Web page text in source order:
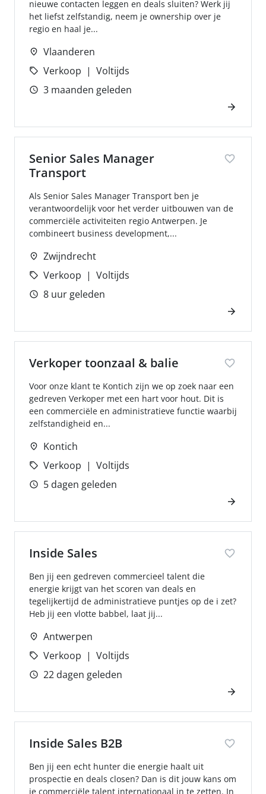
nieuwe contacten leggen en deals sluiten? Werk jij
het liefst zelfstandig, neem je ownership over je
regio en haal je...
Vlaanderen
Verkoop
Voltijds
3 maanden geleden
Senior Sales Manager
Transport
Als Senior Sales Manager Transport ben je
verantwoordelijk voor het verder uitbouwen van de
commerciële activiteiten regio Antwerpen. Je
combineert business development,...
Zwijndrecht
Verkoop
Voltijds
8 uur geleden
Verkoper toonzaal & balie
Voor onze klant te Kontich zijn we op zoek naar een
gedreven Verkoper met een hart voor hout. Dit is
een commerciële en administratieve functie waarbij
zelfstandigheid en...
Kontich
Verkoop
Voltijds
5 dagen geleden
Inside Sales
Ben jij een gedreven commercieel talent die
energie krijgt van het scoren van deals en
tegelijkertijd de administratieve puntjes op de i zet?
Heb jij een vlotte babbel, laat jij...
Antwerpen
Verkoop
Voltijds
22 dagen geleden
Inside Sales B2B
Ben jij een echt hunter die energie haalt uit
prospectie en deals closen? Dan is dit jouw kans om
je commerciële talent internationaal in te zetten. In